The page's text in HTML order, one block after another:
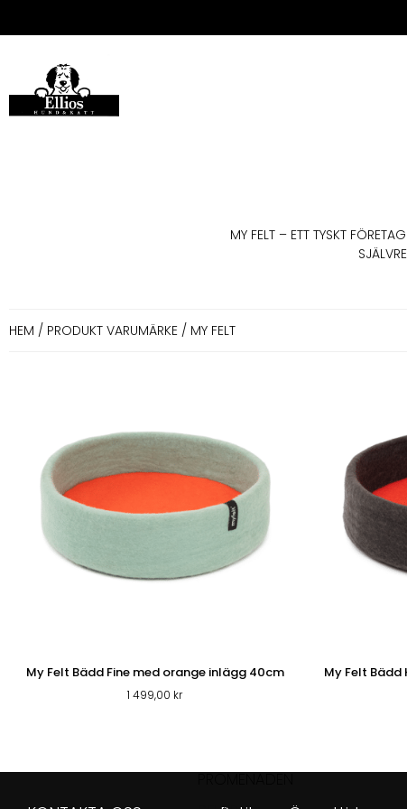
PROMENADEN
MY FELT – ETT TYSKT
HEM / PRODUKT VARUMÄRKE / MY FELT
My Felt Bädd Fine med orange inlägg 40cm
1 499,00 kr
My Felt